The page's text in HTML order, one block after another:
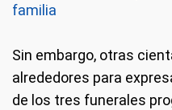
familia
Sin embargo, otras
alrededores para
de los tres funerales